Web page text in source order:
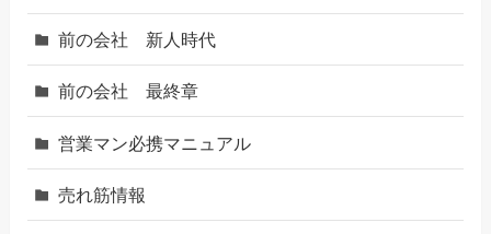
前の会社 新人時代
前の会社 最終章
営業マン必携マニュアル
売れ筋情報